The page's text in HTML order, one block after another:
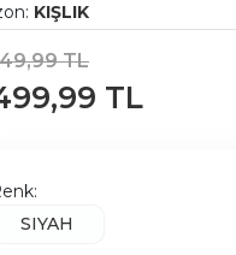
KIŞLIK
TL
TL
SIYAH